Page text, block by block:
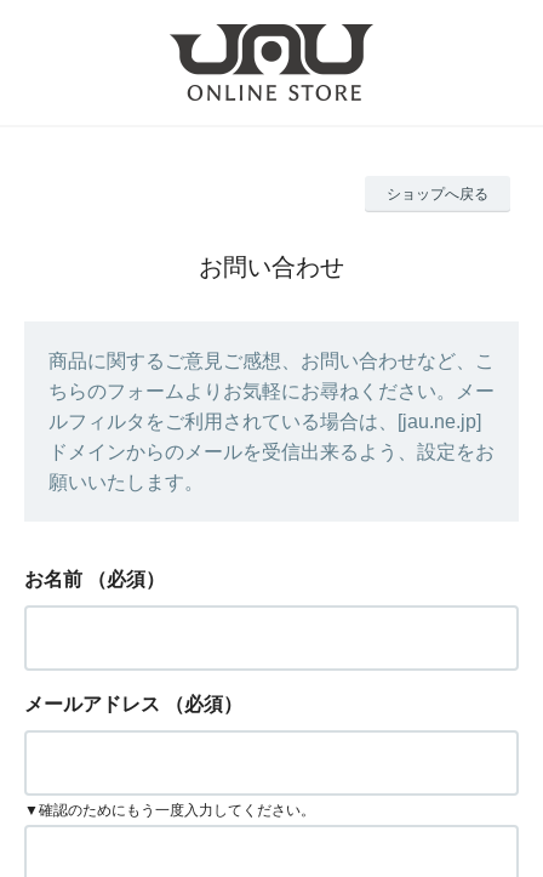
ショップへ戻る
お問い合わせ
商品に関するご意見ご感想、お問い合わせなど、こ
ちらのフォームよりお気軽にお尋ねください。メー
ルフィルタをご利用されている場合は、[jau.ne.jp]
ドメインからのメールを受信出来るよう、設定をお
願いいたします。
お名前 （必須）
メールアドレス （必須）
▼確認のためにもう一度入力してください。